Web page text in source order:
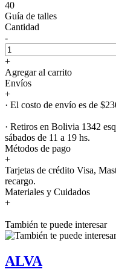
40
Guía de talles
Cantidad
-
+
Agregar al carrito
Envíos
+
· El costo de envío es de
· Retiros en Bolivia 1342
sábados de 11 a 19 hs.
Métodos de pago
+
Tarjetas de crédito Visa,
recargo.
Materiales y Cuidados
+
También te puede interesar
ALVA